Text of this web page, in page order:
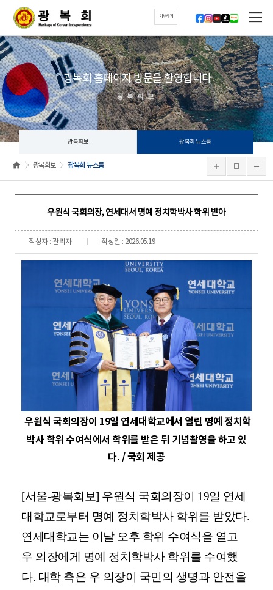
기부하기
광복회 홈페이지 방문을 환영합니다
광복회보
광복회보 광복회 뉴스룸
광복회보 광복회 뉴스룸
우원식 국회의장, 연세대서 명예 정치학박사 학위 받아
작성자 : 관리자 작성일 : 2026.05.19
우원식 국회의장이 19일 연세대학교에서 열린 명예 정치학
박사 학위 수여식에서 학위를 받은 뒤 기념촬영을 하고 있
다. / 국회 제공
[서울-광복회보] 우원식 국회의장이 19일 연세
대학교로부터 명예 정치학박사 학위를 받았다.
연세대학교는 이날 오후 학위 수여식을 열고
우 의장에게 명예 정치학박사 학위를 수여했
다. 대학 측은 우 의장이 국민의 생명과 안전을